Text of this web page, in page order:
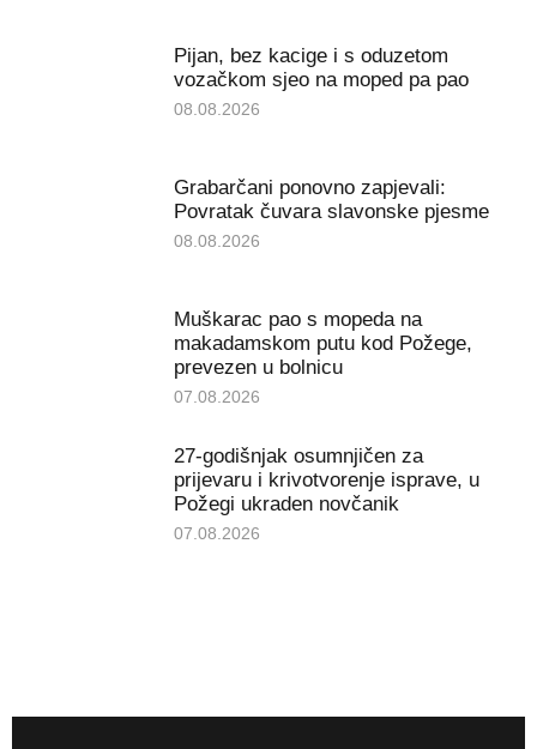
Pijan, bez kacige i s oduzetom
vozačkom sjeo na moped pa pao
08.08.2026
Grabarčani ponovno zapjevali:
Povratak čuvara slavonske pjesme
08.08.2026
Muškarac pao s mopeda na
makadamskom putu kod Požege,
prevezen u bolnicu
07.08.2026
27-godišnjak osumnjičen za
prijevaru i krivotvorenje isprave, u
Požegi ukraden novčanik
07.08.2026